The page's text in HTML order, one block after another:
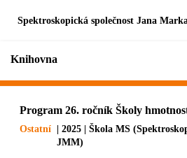
Spektroskopická společnost Jana
Knihovna
Program 26. ročník Školy
Ostatní
| 2025 | Škola MS
JMM)